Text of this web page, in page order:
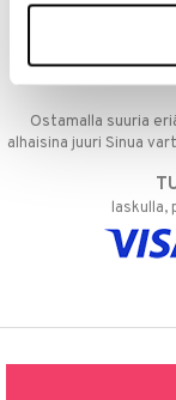
Ennen kello 13.00
Ostamalla suuria
alhaisina juuri Sinua
laskulla,